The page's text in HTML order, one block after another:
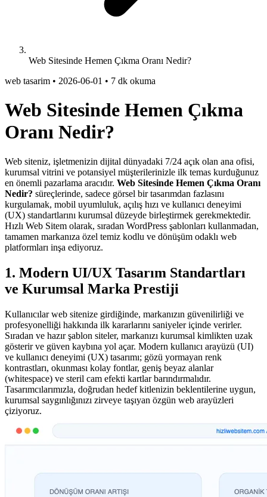
Web Sitesinde Hemen Çıkma Oranı Nedir?
web tasarim • 2026-06-01 • 7 dk okuma
Web Sitesinde Hemen Çıkma
Oranı Nedir?
Web siteniz, işletmenizin dijital dünyadaki 7/24 açık olan ana ofisi,
kurumsal vitrini ve potansiyel müşterilerinizle ilk temas kurduğunuz
en önemli pazarlama aracıdır. Web Sitesinde Hemen Çıkma Oranı
Nedir? süreçlerinde, sadece görsel bir tasarımdan fazlasını
kurgulamak, mobil uyumluluk, açılış hızı ve kullanıcı deneyimi
(UX) standartlarını kurumsal düzeyde birleştirmek gerekmektedir.
Hızlı Web Sitem olarak, sıradan WordPress şablonları kullanmadan,
tamamen markanıza özel temiz kodlu ve dönüşüm odaklı web
platformları inşa ediyoruz.
1. Modern UI/UX Tasarım Standartları
ve Kurumsal Marka Prestiji
Kullanıcılar web sitenize girdiğinde, markanızın güvenilirliği ve
profesyonelliği hakkında ilk kararlarını saniyeler içinde verirler.
Sıradan ve hazır şablon siteler, markanızı kurumsal kimlikten uzak
gösterir ve güven kaybına yol açar. Modern kullanıcı arayüzü (UI)
ve kullanıcı deneyimi (UX) tasarımı; gözü yormayan renk
kontrastları, okunması kolay fontlar, geniş beyaz alanlar
(whitespace) ve steril cam efekti kartlar barındırmalıdır.
Tasarımcılarımızla, doğrudan hedef kitlenizin beklentilerine uygun,
kurumsal saygınlığınızı zirveye taşıyan özgün web arayüzleri
çiziyoruz.